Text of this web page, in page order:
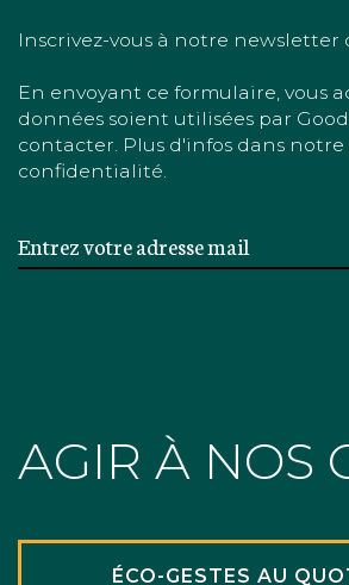
Inscrivez-vous à notre newsletter
En envoyant ce formulaire, vous
données soient utilisées par
contacter. Plus d'infos dans
confidentialité.
AGIR À NOS
ÉCO-GESTES AU